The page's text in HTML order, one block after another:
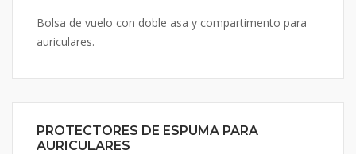
Bolsa de vuelo con doble asa y compartimento para
auriculares.
PROTECTORES DE ESPUMA PARA
AURICULARES